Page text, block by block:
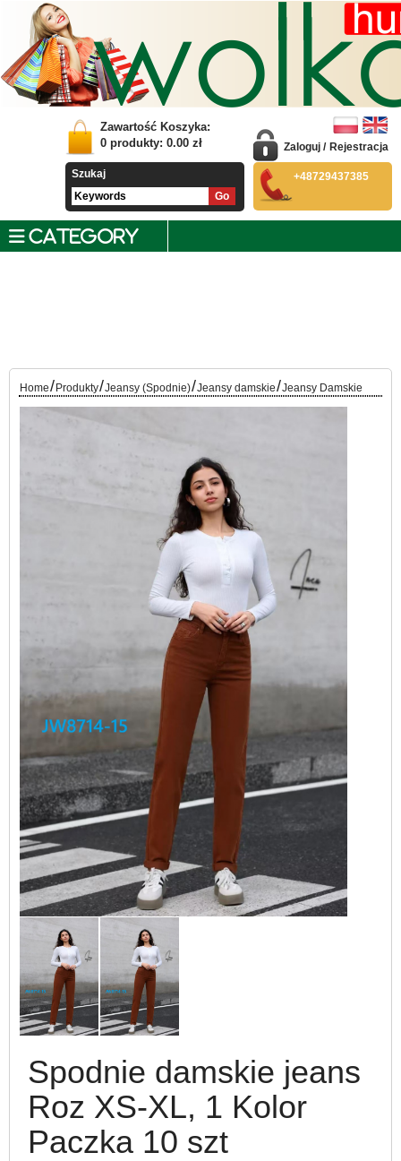
Zawartość Koszyka:
0 produkty: 0.00 zł
Szukaj
Zaloguj / Rejestracja
+48729437385
CATEGORY
Home/ Produkty/Jeansy (Spodnie)/Jeansy damskie/Jeansy Damskie
Spodnie damskie jeans
Roz XS-XL, 1 Kolor
Paczka 10 szt